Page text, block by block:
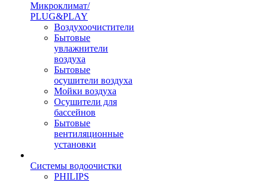
Микроклимат/
PLUG&PLAY
Воздухоочистители
Бытовые
увлажнители
воздуха
Бытовые
осушители воздуха
Мойки воздуха
Осушители для
бассейнов
Бытовые
вентиляционные
установки
Системы водоочистки
PHILIPS